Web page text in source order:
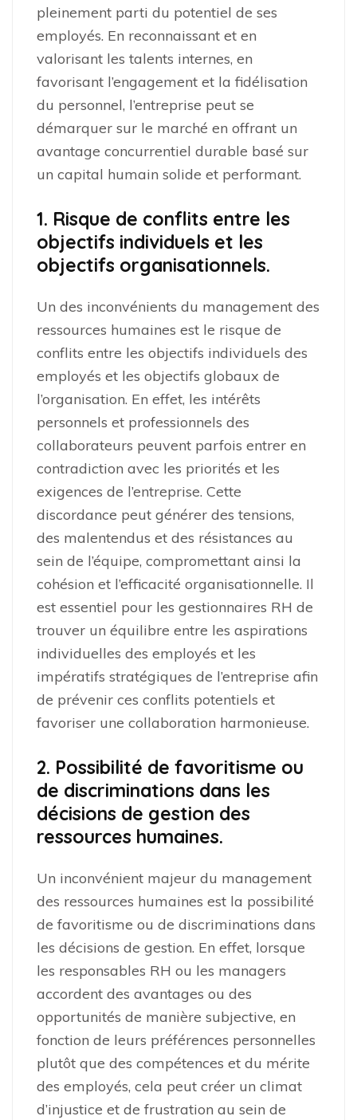
pleinement parti du potentiel de ses
employés. En reconnaissant et en
valorisant les talents internes, en
favorisant l’engagement et la fidélisation
du personnel, l’entreprise peut se
démarquer sur le marché en offrant un
avantage concurrentiel durable basé sur
un capital humain solide et performant.
1. Risque de conflits entre les
objectifs individuels et les
objectifs organisationnels.
Un des inconvénients du management des
ressources humaines est le risque de
conflits entre les objectifs individuels des
employés et les objectifs globaux de
l’organisation. En effet, les intérêts
personnels et professionnels des
collaborateurs peuvent parfois entrer en
contradiction avec les priorités et les
exigences de l’entreprise. Cette
discordance peut générer des tensions,
des malentendus et des résistances au
sein de l’équipe, compromettant ainsi la
cohésion et l’efficacité organisationnelle. Il
est essentiel pour les gestionnaires RH de
trouver un équilibre entre les aspirations
individuelles des employés et les
impératifs stratégiques de l’entreprise afin
de prévenir ces conflits potentiels et
favoriser une collaboration harmonieuse.
2. Possibilité de favoritisme ou
de discriminations dans les
décisions de gestion des
ressources humaines.
Un inconvénient majeur du management
des ressources humaines est la possibilité
de favoritisme ou de discriminations dans
les décisions de gestion. En effet, lorsque
les responsables RH ou les managers
accordent des avantages ou des
opportunités de manière subjective, en
fonction de leurs préférences personnelles
plutôt que des compétences et du mérite
des employés, cela peut créer un climat
d’injustice et de frustration au sein de